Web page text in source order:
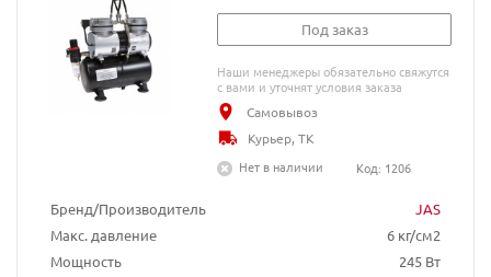
Бренд/Производитель
JAS
Макс. давление
6 кг/см2
Мощность
245 Вт
Под заказ
Наши менеджеры обязательно свяжутся
с вами и уточнят условия заказа
Самовывоз
Курьер, ТК
Нет в наличии
Код: 1206